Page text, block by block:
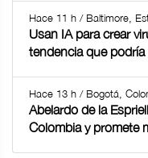
Hace 11 h / Baltimore,
Usan IA para crear
tendencia que
Hace 13 h / Bogotá,
Abelardo de la
Colombia y promete